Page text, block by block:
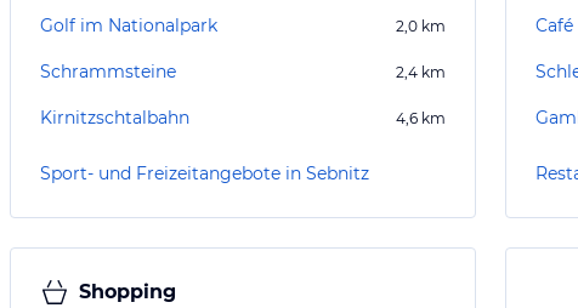
Golf im Nationalpark 2,0 km
Schrammsteine 2,4 km
Kirnitzschtalbahn 4,6 km
Sport- und Freizeitangebote in Sebnitz
Shopping